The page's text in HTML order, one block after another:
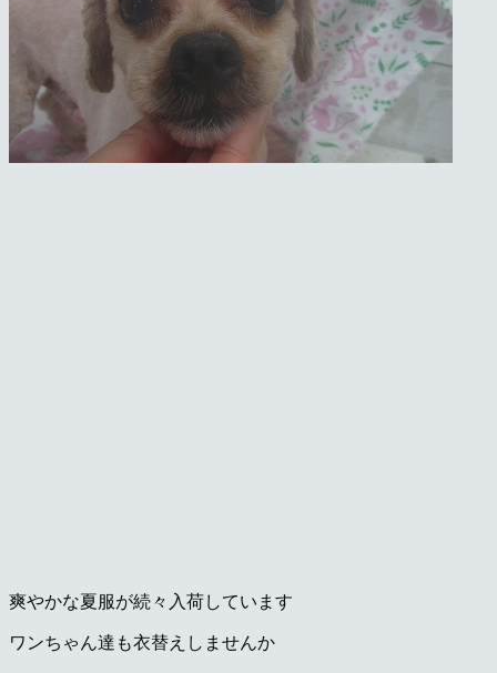
店）
｜
ペ
ッ
爽やかな夏服が続々入荷しています
ワンちゃん達も衣替えしませんか